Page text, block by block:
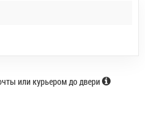
или курьером до двери